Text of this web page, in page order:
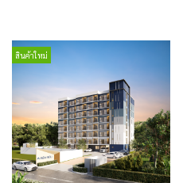
สินค้าใหม่